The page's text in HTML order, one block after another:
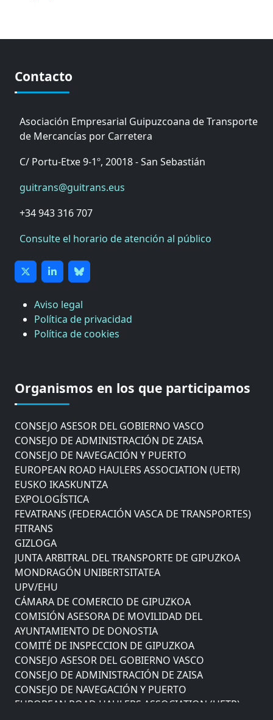
Contacto
Asociación Empresarial Guipuzcoana de Transporte
de Mercancías por Carretera
C/ Portu-Etxe 9-1º, 20018 - San Sebastián
guitrans@guitrans.eus
+34 943 316 707
Consulte el horario de atención al público
Aviso legal
Política de privacidad
Política de cookies
Organismos en los que participamos
AYUNTAMIENTO DE DONOSTIA
COMITÉ DE INSPECCION DE GIPUZKOA
CONSEJO ASESOR DEL GOBIERNO VASCO
CONSEJO DE ADMINISTRACIÓN DE ZAISA
CONSEJO DE NAVEGACIÓN Y PUERTO
EUROPEAN ROAD HAULERS ASSOCIATION (UETR)
EUSKO IKASKUNTZA
EXPOLOGÍSTICA
FEVATRANS (FEDERACIÓN VASCA DE TRANSPORTES)
FITRANS
GIZLOGA
JUNTA ARBITRAL DEL TRANSPORTE DE GIPUZKOA
MONDRAGÓN UNIBERTSITATEA
UPV/EHU
CÁMARA DE COMERCIO DE GIPUZKOA
COMISIÓN ASESORA DE MOVILIDAD DEL
AYUNTAMIENTO DE DONOSTIA
COMITÉ DE INSPECCION DE GIPUZKOA
CONSEJO ASESOR DEL GOBIERNO VASCO
CONSEJO DE ADMINISTRACIÓN DE ZAISA
CONSEJO DE NAVEGACIÓN Y PUERTO
EUROPEAN ROAD HAULERS ASSOCIATION (UETR)